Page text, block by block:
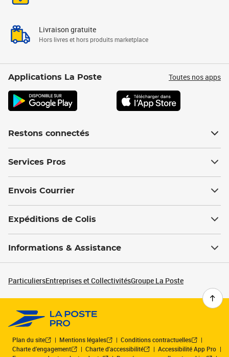
Livraison gratuite
Hors livres et hors produits marketplace
Applications La Poste Toutes nos apps
Restons connectés
Services Pros
Envois Courrier
Expéditions de Colis
Informations & Assistance
ParticuliersEntreprises et CollectivitésGroupe La Poste
Plan du site Mentions légales
Conditions contractuelles
Charte d’engagement
Charte d'accessibilité
Accessibilité App Pro